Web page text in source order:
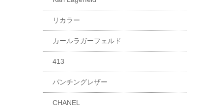
リカラー
カールラガーフェルド
413
パンチングレザー
CHANEL